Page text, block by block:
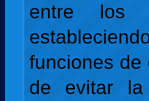
entre los
funciones de
de evitar la